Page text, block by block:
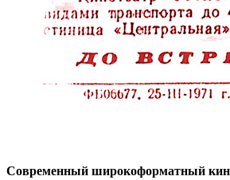
Современный широкоформатный